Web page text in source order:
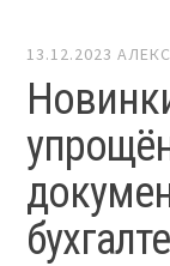
13.12.2023